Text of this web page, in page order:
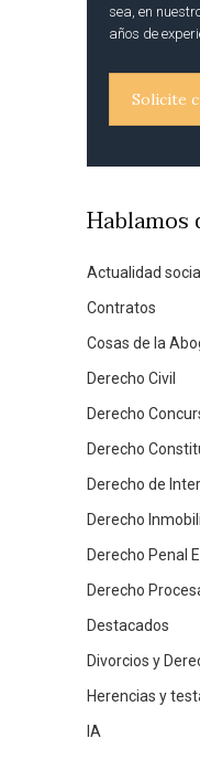
sea, en
años de
Solicite
Hablamos
Actualidad
Contratos
Cosas de la
Derecho Civil
Derecho
Derecho
Derecho de
Derecho
Derecho Penal
Derecho
Destacados
Divorcios y
Herencias y
IA